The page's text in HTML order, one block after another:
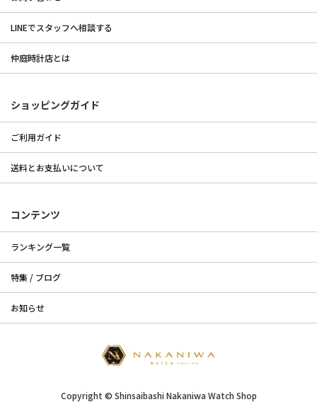
LINEでスタッフへ相談する
仲庭時計店とは
ショッピングガイド
ご利用ガイド
送料とお支払いについて
コンテンツ
ランキング一覧
特集 / ブログ
お知らせ
Copyright © Shinsaibashi Nakaniwa Watch Shop